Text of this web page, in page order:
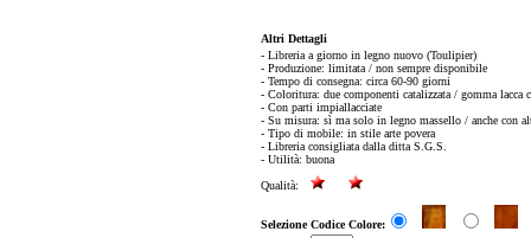
Altri Dettagli
- Libreria a giorno in legno nuovo (Toulipier)
- Produzione: limitata / non sempre disponibile
- Tempo di consegna: circa 60-90 giorni
- Coloritura: due componenti catalizzata / gomma lacca
- Con parti impiallacciate
- Su misura: sì ma solo in legno massello / anche con
- Tipo di mobile: in stile arte povera
- Libreria consigliata dalla ditta S.G.S.
- Utilità: buona
Qualità:
Selezione Codice Colore: